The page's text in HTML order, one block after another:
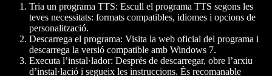
Tria un programa TTS: Escull el programa TTS segons les
teves necessitats: formats compatibles, idiomes i opcions de
personalització.
Descarrega el programa: Visita la web oficial del programa i
descarrega la versió compatible amb Windows 7.
Executa l’instal·lador: Després de descarregar, obre l’arxiu
d’instal·lació i segueix les instruccions. És recomanable